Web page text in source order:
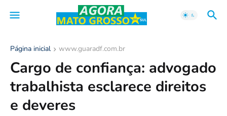
Página inicial www.guaradf.com.br
Cargo de confiança: advogado
trabalhista esclarece direitos
e deveres